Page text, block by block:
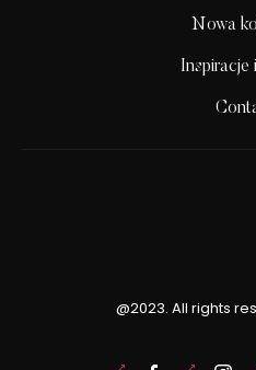
Nowa
Inspiracje
@2023. All rights